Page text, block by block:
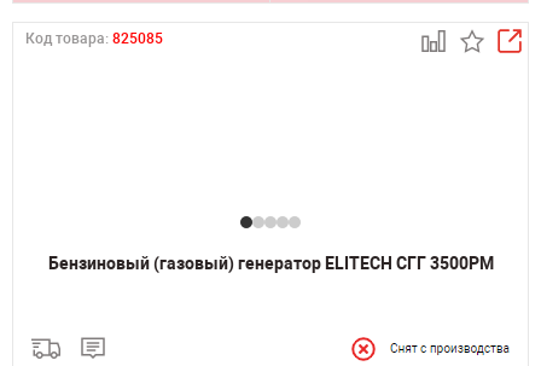
Код товара: 825085
Бензиновый (газовый) генератор ELITECH СГГ 3500РМ